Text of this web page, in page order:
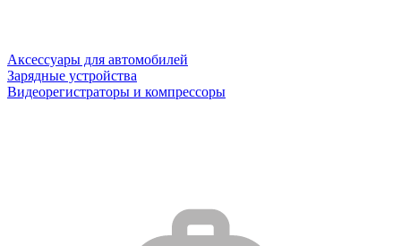
Аксессуары для автомобилей
Зарядные устройства
Видеорегистраторы и компрессоры